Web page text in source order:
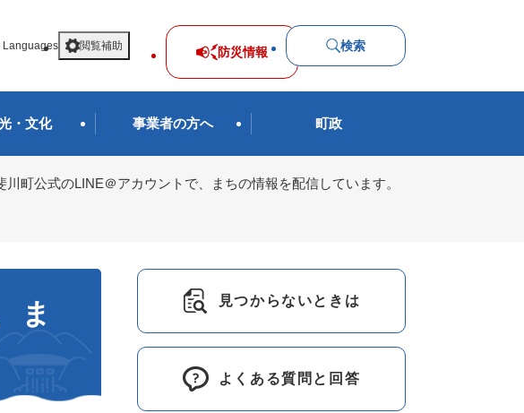
Languages 閲覧補助 防災情報 検索
・文化 事業者の方へ 町政
川町公式のLINE＠アカウントで、まちの情報を配信しています。
ま
見つからないときは
よくある質問と回答